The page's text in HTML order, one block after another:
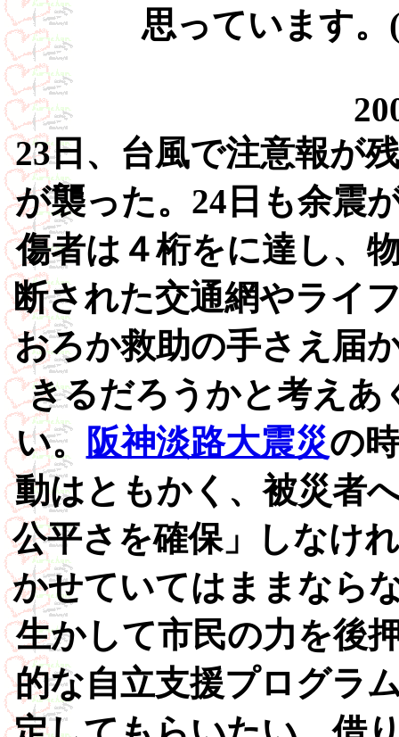
思っています。
23日、台風で注意報が
が襲った。24日も余震
傷者は４桁をに達し、
断された交通網やライ
おろか救助の手さえ届
きるだろうかと考えあ
い。 阪神淡路大震災の
動はともかく、被災者
公平さを確保」しなけ
かせていてはままなら
生かして市民の力を後
的な自立支援プログラ